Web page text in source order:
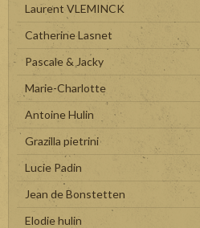
Laurent VLEMINCK
Catherine Lasnet
Pascale & Jacky
Marie-Charlotte
Antoine Hulin
Grazilla pietrini
Lucie Padin
Jean de Bonstetten
Elodie hulin